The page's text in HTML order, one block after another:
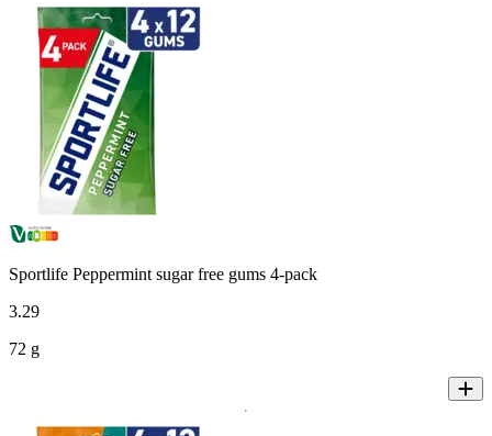
Sportlife Peppermint sugar free gums 4-pack
3.29
72 g